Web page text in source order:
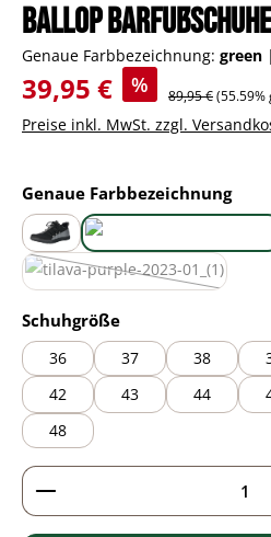
Ballop
Genaue Farbbezeichnung: green |
Verkaufspreis:
39,95 € % Regulärer Preis:
89,95 €(55.59%
Preise inkl. MwSt. zzgl.
Genaue Farbbezeichnung
black
green
purple
(Diese Option ist
Schuhgrößeauswählen
36 37 38
42
43 44
48
Produkt Anzahl: Gib den